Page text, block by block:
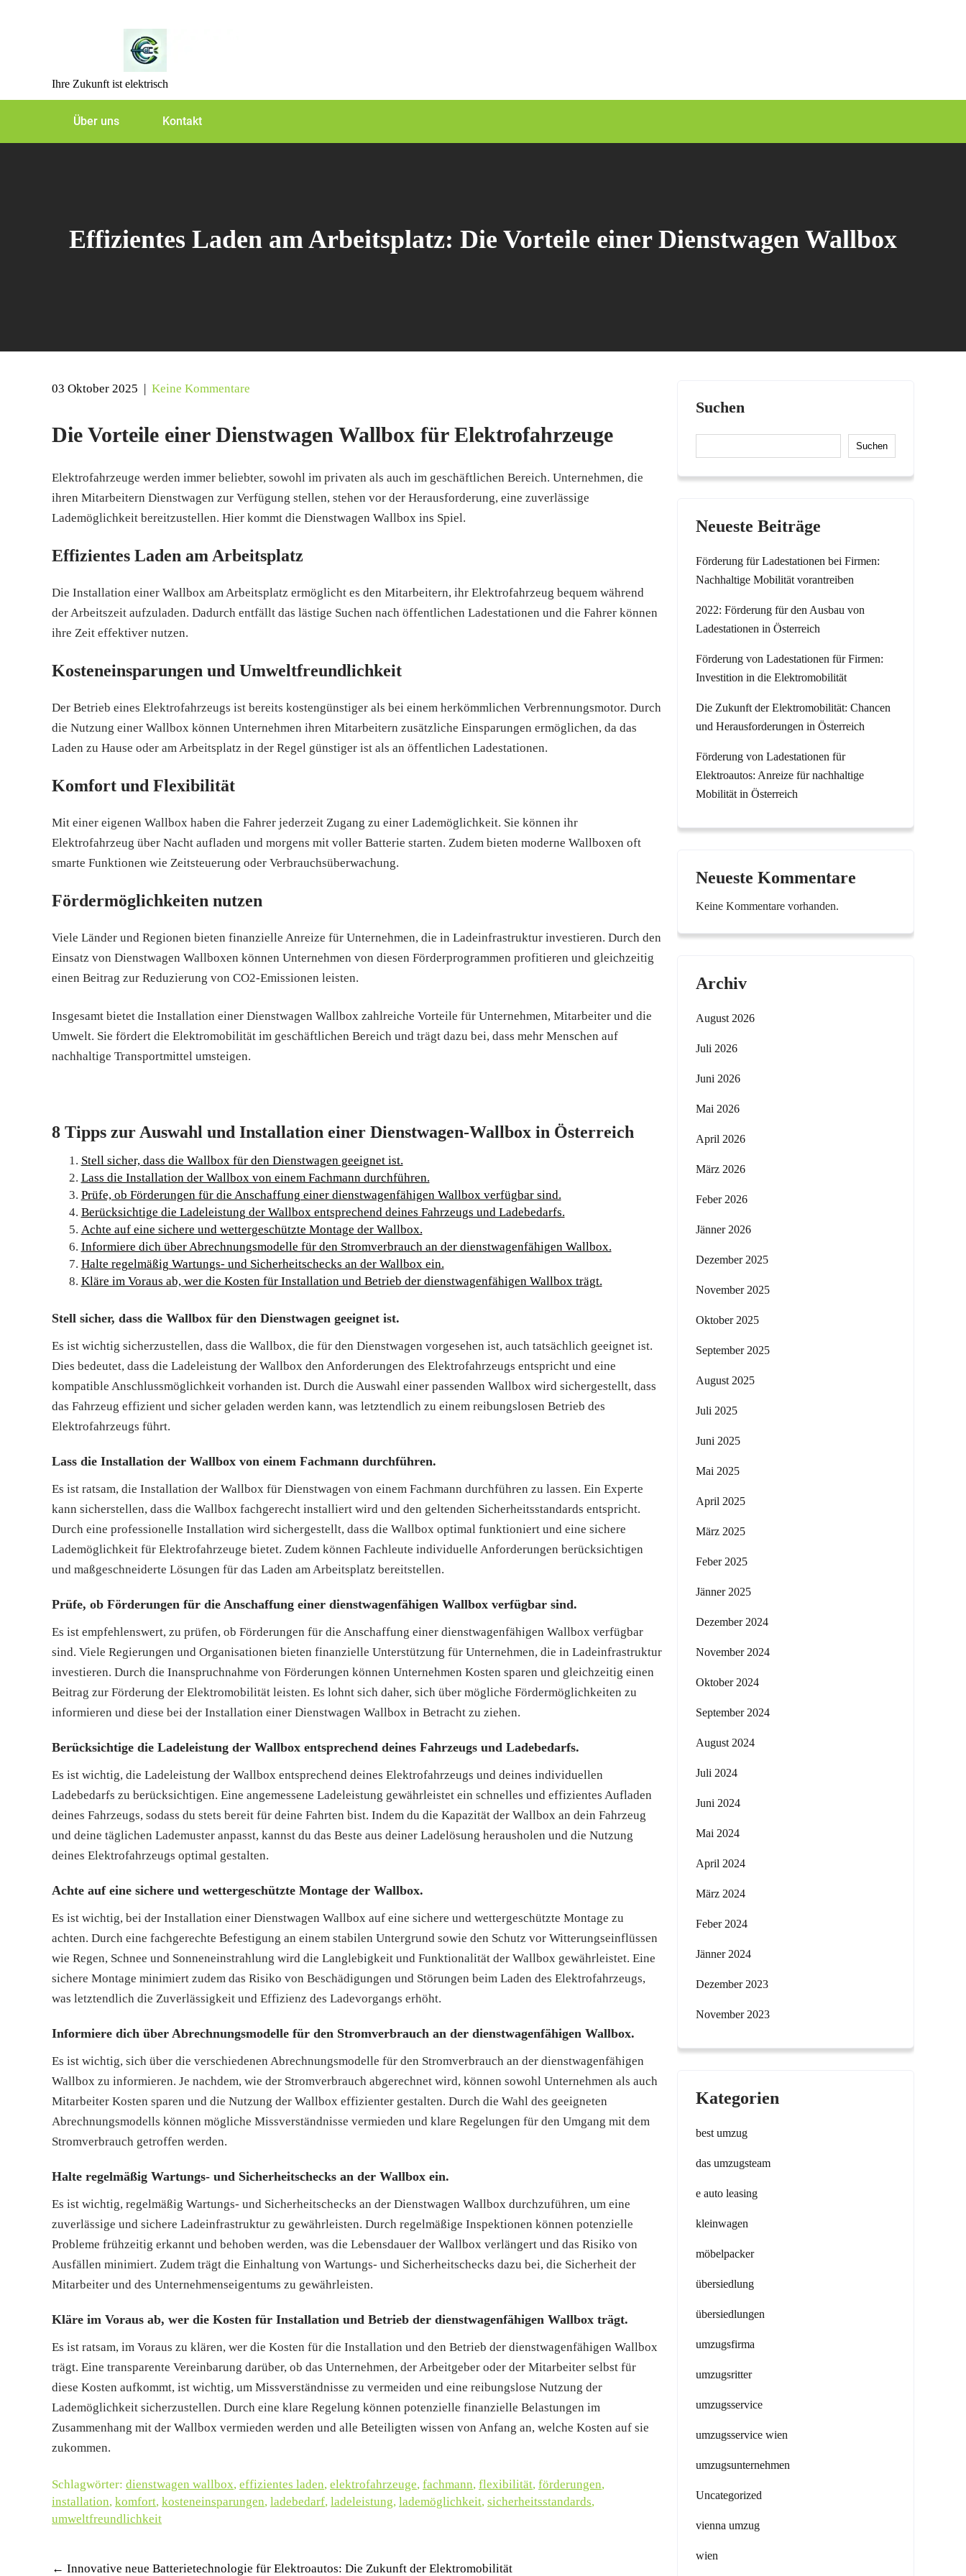
Ihre Zukunft ist elektrisch
Über uns Kontakt
Effizientes Laden am Arbeitsplatz: Die Vorteile einer Dienstwagen Wallbox
03 Oktober 2025 | Keine Kommentare
Die Vorteile einer Dienstwagen Wallbox für Elektrofahrzeuge
Elektrofahrzeuge werden immer beliebter, sowohl im privaten als auch im geschäftlichen Bereich. Unternehmen, die
ihren Mitarbeitern Dienstwagen zur Verfügung stellen, stehen vor der Herausforderung, eine zuverlässige
Lademöglichkeit bereitzustellen. Hier kommt die Dienstwagen Wallbox ins Spiel.
Effizientes Laden am Arbeitsplatz
Die Installation einer Wallbox am Arbeitsplatz ermöglicht es den Mitarbeitern, ihr Elektrofahrzeug bequem während
der Arbeitszeit aufzuladen. Dadurch entfällt das lästige Suchen nach öffentlichen Ladestationen und die Fahrer können
ihre Zeit effektiver nutzen.
Kosteneinsparungen und Umweltfreundlichkeit
Der Betrieb eines Elektrofahrzeugs ist bereits kostengünstiger als bei einem herkömmlichen Verbrennungsmotor. Durch
die Nutzung einer Wallbox können Unternehmen ihren Mitarbeitern zusätzliche Einsparungen ermöglichen, da das
Laden zu Hause oder am Arbeitsplatz in der Regel günstiger ist als an öffentlichen Ladestationen.
Komfort und Flexibilität
Mit einer eigenen Wallbox haben die Fahrer jederzeit Zugang zu einer Lademöglichkeit. Sie können ihr
Elektrofahrzeug über Nacht aufladen und morgens mit voller Batterie starten. Zudem bieten moderne Wallboxen oft
smarte Funktionen wie Zeitsteuerung oder Verbrauchsüberwachung.
Fördermöglichkeiten nutzen
Viele Länder und Regionen bieten finanzielle Anreize für Unternehmen, die in Ladeinfrastruktur investieren. Durch den
Einsatz von Dienstwagen Wallboxen können Unternehmen von diesen Förderprogrammen profitieren und gleichzeitig
einen Beitrag zur Reduzierung von CO2-Emissionen leisten.
Insgesamt bietet die Installation einer Dienstwagen Wallbox zahlreiche Vorteile für Unternehmen, Mitarbeiter und die
Umwelt. Sie fördert die Elektromobilität im geschäftlichen Bereich und trägt dazu bei, dass mehr Menschen auf
nachhaltige Transportmittel umsteigen.
8 Tipps zur Auswahl und Installation einer Dienstwagen-Wallbox in Österreich
Stell sicher, dass die Wallbox für den Dienstwagen geeignet ist.
Lass die Installation der Wallbox von einem Fachmann durchführen.
Prüfe, ob Förderungen für die Anschaffung einer dienstwagenfähigen Wallbox verfügbar sind.
Berücksichtige die Ladeleistung der Wallbox entsprechend deines Fahrzeugs und Ladebedarfs.
Achte auf eine sichere und wettergeschützte Montage der Wallbox.
Informiere dich über Abrechnungsmodelle für den Stromverbrauch an der dienstwagenfähigen Wallbox.
Halte regelmäßig Wartungs- und Sicherheitschecks an der Wallbox ein.
Kläre im Voraus ab, wer die Kosten für Installation und Betrieb der dienstwagenfähigen Wallbox trägt.
Stell sicher, dass die Wallbox für den Dienstwagen geeignet ist.
Es ist wichtig sicherzustellen, dass die Wallbox, die für den Dienstwagen vorgesehen ist, auch tatsächlich geeignet ist.
Dies bedeutet, dass die Ladeleistung der Wallbox den Anforderungen des Elektrofahrzeugs entspricht und eine
kompatible Anschlussmöglichkeit vorhanden ist. Durch die Auswahl einer passenden Wallbox wird sichergestellt, dass
das Fahrzeug effizient und sicher geladen werden kann, was letztendlich zu einem reibungslosen Betrieb des
Elektrofahrzeugs führt.
Lass die Installation der Wallbox von einem Fachmann durchführen.
Es ist ratsam, die Installation der Wallbox für Dienstwagen von einem Fachmann durchführen zu lassen. Ein Experte
kann sicherstellen, dass die Wallbox fachgerecht installiert wird und den geltenden Sicherheitsstandards entspricht.
Durch eine professionelle Installation wird sichergestellt, dass die Wallbox optimal funktioniert und eine sichere
Lademöglichkeit für Elektrofahrzeuge bietet. Zudem können Fachleute individuelle Anforderungen berücksichtigen
und maßgeschneiderte Lösungen für das Laden am Arbeitsplatz bereitstellen.
Prüfe, ob Förderungen für die Anschaffung einer dienstwagenfähigen Wallbox verfügbar sind.
Es ist empfehlenswert, zu prüfen, ob Förderungen für die Anschaffung einer dienstwagenfähigen Wallbox verfügbar
sind. Viele Regierungen und Organisationen bieten finanzielle Unterstützung für Unternehmen, die in Ladeinfrastruktur
investieren. Durch die Inanspruchnahme von Förderungen können Unternehmen Kosten sparen und gleichzeitig einen
Beitrag zur Förderung der Elektromobilität leisten. Es lohnt sich daher, sich über mögliche Fördermöglichkeiten zu
informieren und diese bei der Installation einer Dienstwagen Wallbox in Betracht zu ziehen.
Berücksichtige die Ladeleistung der Wallbox entsprechend deines Fahrzeugs und Ladebedarfs.
Es ist wichtig, die Ladeleistung der Wallbox entsprechend deines Elektrofahrzeugs und deines individuellen
Ladebedarfs zu berücksichtigen. Eine angemessene Ladeleistung gewährleistet ein schnelles und effizientes Aufladen
deines Fahrzeugs, sodass du stets bereit für deine Fahrten bist. Indem du die Kapazität der Wallbox an dein Fahrzeug
und deine täglichen Lademuster anpasst, kannst du das Beste aus deiner Ladelösung herausholen und die Nutzung
deines Elektrofahrzeugs optimal gestalten.
Achte auf eine sichere und wettergeschützte Montage der Wallbox.
Es ist wichtig, bei der Installation einer Dienstwagen Wallbox auf eine sichere und wettergeschützte Montage zu
achten. Durch eine fachgerechte Befestigung an einem stabilen Untergrund sowie den Schutz vor Witterungseinflüssen
wie Regen, Schnee und Sonneneinstrahlung wird die Langlebigkeit und Funktionalität der Wallbox gewährleistet. Eine
sichere Montage minimiert zudem das Risiko von Beschädigungen und Störungen beim Laden des Elektrofahrzeugs,
was letztendlich die Zuverlässigkeit und Effizienz des Ladevorgangs erhöht.
Informiere dich über Abrechnungsmodelle für den Stromverbrauch an der dienstwagenfähigen Wallbox.
Es ist wichtig, sich über die verschiedenen Abrechnungsmodelle für den Stromverbrauch an der dienstwagenfähigen
Wallbox zu informieren. Je nachdem, wie der Stromverbrauch abgerechnet wird, können sowohl Unternehmen als auch
Mitarbeiter Kosten sparen und die Nutzung der Wallbox effizienter gestalten. Durch die Wahl des geeigneten
Abrechnungsmodells können mögliche Missverständnisse vermieden und klare Regelungen für den Umgang mit dem
Stromverbrauch getroffen werden.
Halte regelmäßig Wartungs- und Sicherheitschecks an der Wallbox ein.
Es ist wichtig, regelmäßig Wartungs- und Sicherheitschecks an der Dienstwagen Wallbox durchzuführen, um eine
zuverlässige und sichere Ladeinfrastruktur zu gewährleisten. Durch regelmäßige Inspektionen können potenzielle
Probleme frühzeitig erkannt und behoben werden, was die Lebensdauer der Wallbox verlängert und das Risiko von
Ausfällen minimiert. Zudem trägt die Einhaltung von Wartungs- und Sicherheitschecks dazu bei, die Sicherheit der
Mitarbeiter und des Unternehmenseigentums zu gewährleisten.
Kläre im Voraus ab, wer die Kosten für Installation und Betrieb der dienstwagenfähigen Wallbox trägt.
Es ist ratsam, im Voraus zu klären, wer die Kosten für die Installation und den Betrieb der dienstwagenfähigen Wallbox
trägt. Eine transparente Vereinbarung darüber, ob das Unternehmen, der Arbeitgeber oder der Mitarbeiter selbst für
diese Kosten aufkommt, ist wichtig, um Missverständnisse zu vermeiden und eine reibungslose Nutzung der
Lademöglichkeit sicherzustellen. Durch eine klare Regelung können potenzielle finanzielle Belastungen im
Zusammenhang mit der Wallbox vermieden werden und alle Beteiligten wissen von Anfang an, welche Kosten auf sie
zukommen.
Schlagwörter: dienstwagen wallbox, effizientes laden, elektrofahrzeuge, fachmann, flexibilität, förderungen,
installation, komfort, kosteneinsparungen, ladebedarf, ladeleistung, lademöglichkeit, sicherheitsstandards,
umweltfreundlichkeit
Post
← Innovative neue Batterietechnologie für Elektroautos: Die Zukunft der Elektromobilität
Suchen
Suchen
Neueste Beiträge
Förderung für Ladestationen bei Firmen:
Nachhaltige Mobilität vorantreiben
2022: Förderung für den Ausbau von
Ladestationen in Österreich
Förderung von Ladestationen für Firmen:
Investition in die Elektromobilität
Die Zukunft der Elektromobilität: Chancen
und Herausforderungen in Österreich
Förderung von Ladestationen für
Elektroautos: Anreize für nachhaltige
Mobilität in Österreich
Neueste Kommentare
Keine Kommentare vorhanden.
Archiv
August 2026
Juli 2026
Juni 2026
Mai 2026
April 2026
März 2026
Feber 2026
Jänner 2026
Dezember 2025
November 2025
Oktober 2025
September 2025
August 2025
Juli 2025
Juni 2025
Mai 2025
April 2025
März 2025
Feber 2025
Jänner 2025
Dezember 2024
November 2024
Oktober 2024
September 2024
August 2024
Juli 2024
Juni 2024
Mai 2024
April 2024
März 2024
Feber 2024
Jänner 2024
Dezember 2023
November 2023
Kategorien
best umzug
das umzugsteam
e auto leasing
kleinwagen
möbelpacker
übersiedlung
übersiedlungen
umzugsfirma
umzugsritter
umzugsservice
umzugsservice wien
umzugsunternehmen
Uncategorized
vienna umzug
wien